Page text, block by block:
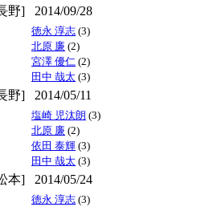
野] 2014/09/28
徳永 淳志 (3)
北原 廉 (2)
宮澤 優仁 (2)
田中 哉太 (3)
野] 2014/05/11
塩崎 児汰朗 (3)
北原 廉 (2)
依田 泰輝 (3)
田中 哉太 (3)
本] 2014/05/24
徳永 淳志 (3)